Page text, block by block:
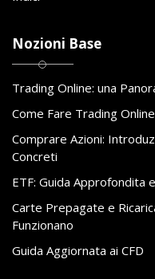
Nozioni Base
Trading Online: una
Come Fare Trading
Comprare Azioni:
Concreti
ETF: Guida Approfondita
Carte Prepagate e
Funzionano
Guida Aggiornata ai CFD